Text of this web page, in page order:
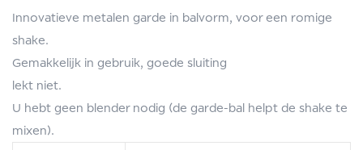
Innovatieve metalen garde in balvorm, voor een romige
shake.
Gemakkelijk in gebruik, goede sluiting
lekt niet.
U hebt geen blender nodig (de garde-bal helpt de shake te
mixen).